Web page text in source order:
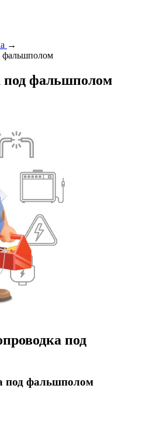
→
фальшполом
под фальшполом
под
под фальшполом